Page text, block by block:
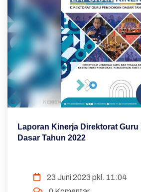
Laporan Kinerja Direktorat Guru
Dasar Tahun 2022
23 Juni 2023 pkl. 11:04